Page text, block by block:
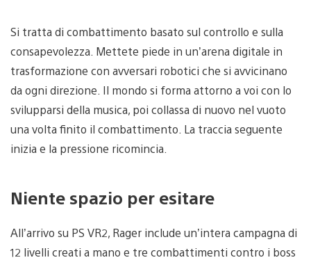
Si tratta di combattimento basato sul controllo e sulla
consapevolezza. Mettete piede in un’arena digitale in
trasformazione con avversari robotici che si avvicinano
da ogni direzione. Il mondo si forma attorno a voi con lo
svilupparsi della musica, poi collassa di nuovo nel vuoto
una volta finito il combattimento. La traccia seguente
inizia e la pressione ricomincia.
Niente spazio per esitare
All’arrivo su PS VR2, Rager include un’intera campagna di
12 livelli creati a mano e tre combattimenti contro i boss